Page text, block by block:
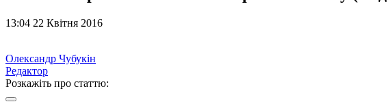
13:04 22 Квітня 2016
Олександр Чубукін
Редактор
Розкажіть про статтю: